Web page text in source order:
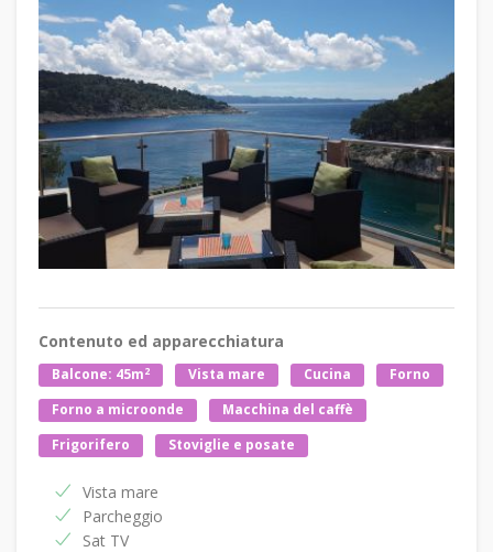
Contenuto ed apparecchiatura
Balcone: 45m2 Vista mare Cucina
Forno
Forno a microonde
Macchina del caffè
Frigorifero
Stoviglie e posate
Vista mare
Parcheggio
Sat TV